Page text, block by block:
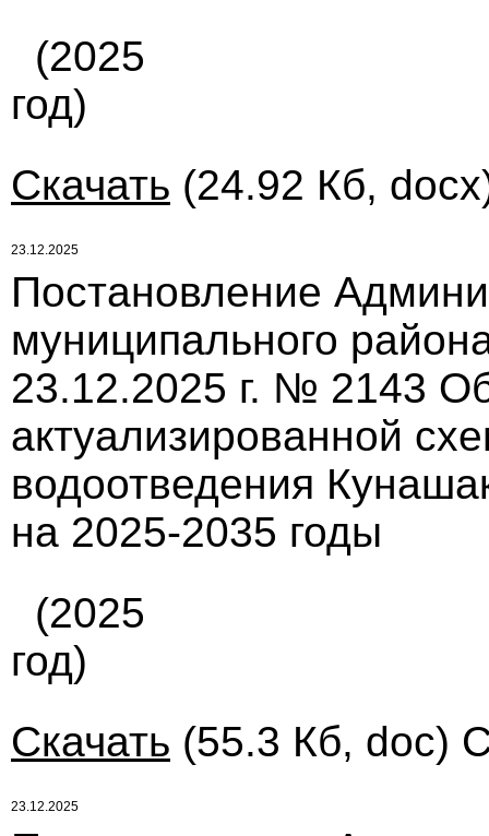
(2025
год)
Скачать (24.92 Кб,
23.12.2025
Постановление
муниципального
23.12.2025 г. № 2143
актуализированной
водоотведения
на 2025-2035 годы
(2025
год)
Скачать (55.3 Кб, doc)
23.12.2025